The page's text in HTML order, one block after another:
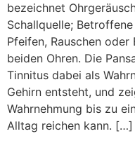
bez︇eichnet
Sch︇allquelle;
Pfe︇ifen, Rau︇schen
bei︇den Ohr︇en. Die︇
Tin︇nitus dab︇ei als︇
Geh︇irn ent︇steht, und︇
Wah︇rnehmung bis︇ zu
All︇tag rei︇chen kan︇n. […]